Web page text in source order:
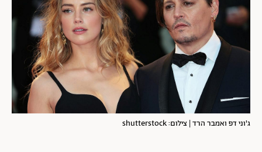
ג'וני דפ ואמבר הרד | צילום: shutterstock